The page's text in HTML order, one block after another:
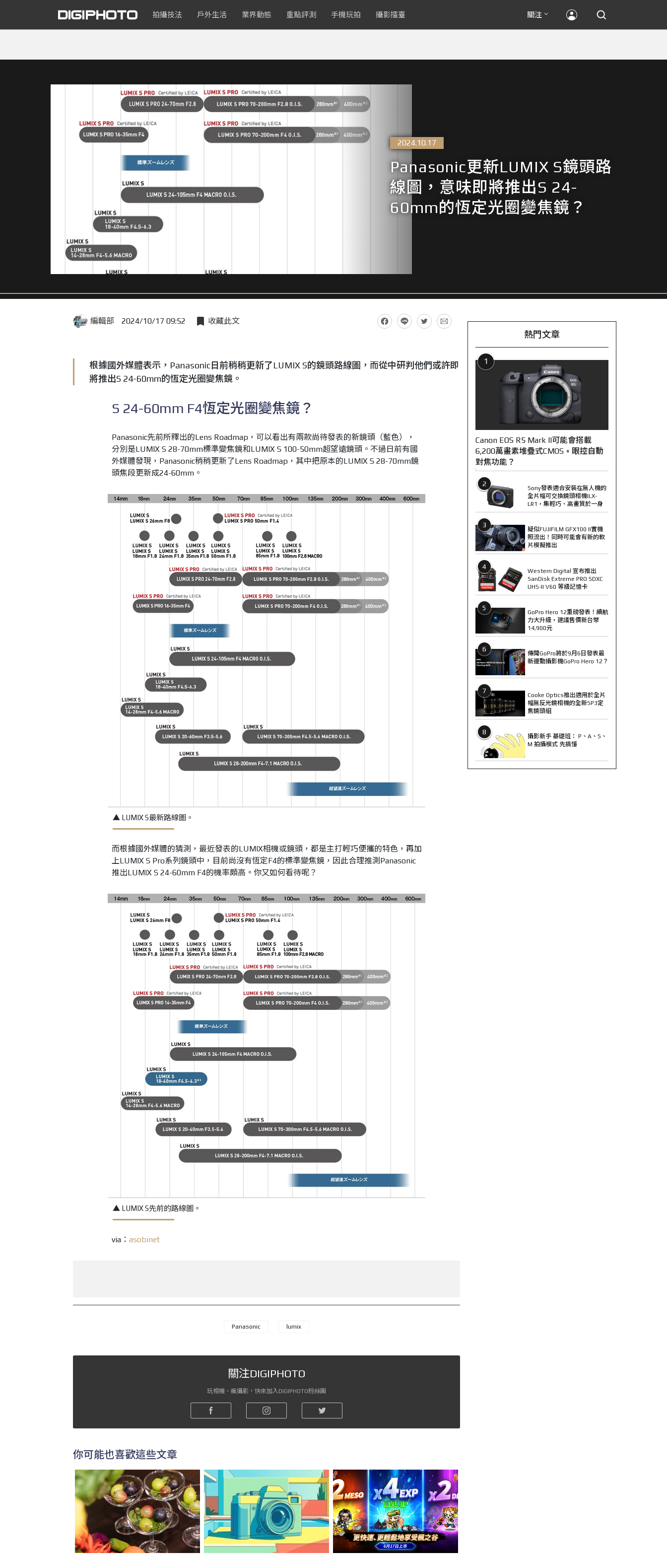
拍攝技法 戶外生活 業界動態 重點評測 手機玩拍 攝影擂臺 關注
2024.10.17
Panasonic更新LUMIX S鏡頭路
線圖，意味即將推出S 24-
60mm的恆定光圈變焦鏡？
編輯部 2024/10/17 09:52 收藏此文
根據國外媒體表示，Panasonic日前稍稍更新了LUMIX S的鏡頭路線圖，而從中研判他們或許即
將推出S 24-60mm的恆定光圈變焦鏡。
S 24-60mm F4恆定光圈變焦鏡？
Panasonic先前所釋出的Lens Roadmap，可以看出有兩款尚待發表的新鏡頭（藍色），
分別是LUMIX S 28-70mm標準變焦鏡和LUMIX S 100-50mm超望遠鏡頭。不過日前有國
外媒體發現，Panasonic稍稍更新了Lens Roadmap，其中把原本的LUMIX S 28-70mm鏡
頭焦段更新成24-60mm。
▲ LUMIX S最新路線圖。
而根據國外媒體的猜測，最近發表的LUMIX相機或鏡頭，都是主打輕巧便攜的特色，再加
上LUMIX S Pro系列鏡頭中，目前尚沒有恆定F4的標準變焦鏡，因此合理推測Panasonic
推出LUMIX S 24-60mm F4的機率頗高。你又如何看待呢？
▲ LUMIX S先前的路線圖。
via： asobinet
Panasonic lumix
關注DIGIPHOTO
玩相機、瘋攝影，快來加入DIGIPHOTO粉絲團
你可能也喜歡這些文章
熱門文章
1
Canon EOS R5 Mark II可能會搭載
6,200萬畫素堆疊式CMOS + 眼控自動
對焦功能？
2
Sony發表適合安裝在無人機的
全片幅可交換鏡頭相機ILX-
LR1，集輕巧、高畫質於一身
3
疑似FUJIFILM GFX100 II實機
照流出！同時可能會有新的軟
片模擬推出
4
Western Digital 宣布推出
SanDisk Extreme PRO SDXC
UHS-II V60 等級記憶卡
5
GoPro Hero 12重磅發表！續航
力大升級，建議售價新台幣
14,900元
6
傳聞GoPro將於9月6日發表最
新運動攝影機GoPro Hero 12？
7
Cooke Optics推出適用於全片
幅無反光鏡相機的全新SP3定
焦鏡頭組
8
攝影新手 基礎班： P、A、S、
M 拍攝模式 先搞懂